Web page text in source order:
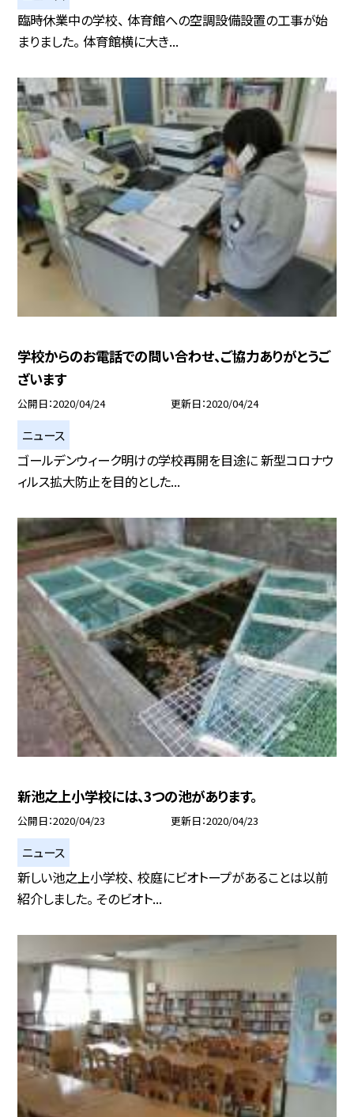
臨時休業中の学校、 体育館への空調設備設置の工事が始
まりました。 体育館横に大き...
学校からのお電話での問い合わせ、ご協力ありがとうご
ざいます
公開日 2020/04/24 更新日 2020/04/24
ニュース
ゴールデンウィーク明けの学校再開を目途に 新型コロナウ
ィルス拡大防止を目的とした...
新池之上小学校には、3つの池があります。
公開日 2020/04/23 更新日 2020/04/23
ニュース
新しい池之上小学校、 校庭にビオトープがあることは以前
紹介しました。 そのビオト...